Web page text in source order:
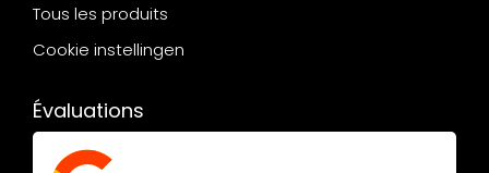
Tous les produits
Cookie instellingen
Évaluations